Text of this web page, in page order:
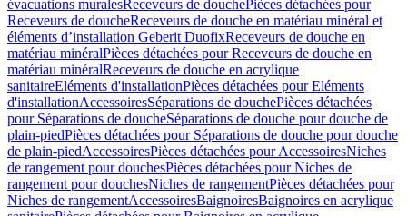
évacuations muralesReceveurs de douchePièces détachées pour
Receveurs de doucheReceveurs de douche en matériau minéral et
éléments d’installation Geberit DuofixReceveurs de douche en
matériau minéralPièces détachées pour Receveurs de douche en
matériau minéralReceveurs de douche en acrylique
sanitaireEléments d'installationPièces détachées pour Eléments
d'installationAccessoiresSéparations de douchePièces détachées
pour Séparations de doucheSéparations de douche pour douche de
plain-piedPièces détachées pour Séparations de douche pour douche
de plain-piedAccessoiresPièces détachées pour AccessoiresNiches
de rangement pour douchesPièces détachées pour Niches de
rangement pour douchesNiches de rangementPièces détachées pour
Niches de rangementAccessoiresBaignoiresBaignoires en acrylique